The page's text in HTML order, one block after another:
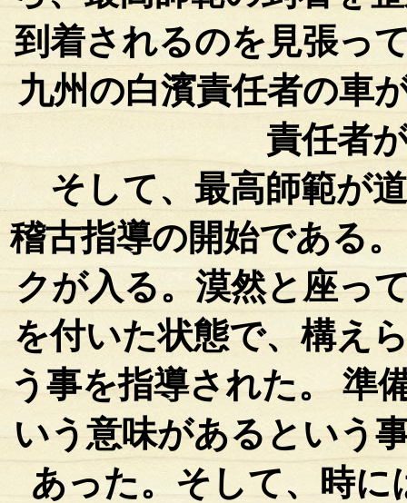
到着されるのを見張っ
九州の白濱責任者の車
責任者
そして、最高師範が
稽古指導の開始である
クが入る。漠然と座っ
を付いた状態で、構え
う事を指導された。 準
いう意味があるという
あった。そして、時